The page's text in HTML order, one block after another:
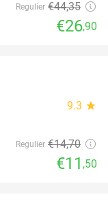
Regulier €44,35
€26,90
9.3 star
Regulier €14,70
€11 ,50